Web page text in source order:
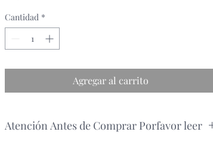
Cantidad *
Agregar al carrito
Atención Antes de Comprar Porfavor leer